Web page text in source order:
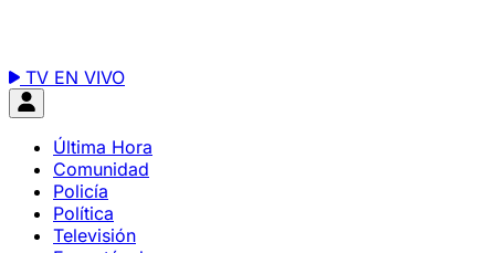
TV EN VIVO
Última Hora
Comunidad
Policía
Política
Televisión